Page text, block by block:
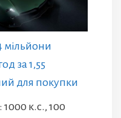
мільйони
за 1,55
для покупки
к.с., 100